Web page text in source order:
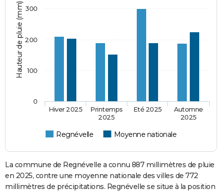
Hauteur de pluie (mm)
Regnévelle Moyenne nationale
Hiver 2025
Printemps
2025
Eté 2025
Automne
2025
0
100
200
300
La commune de Regnévelle a connu 887 millimètres de pluie
en 2025, contre une moyenne nationale des villes de 772
millimètres de précipitations. Regnévelle se situe à la position